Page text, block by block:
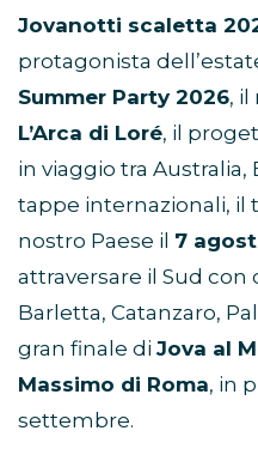
Jovanotti scaletta
protagonista
Summer Party 2026, il
L’Arca di Loré, il
in viaggio tra Australia,
tappe internazionali, il
nostro Paese il 7
attraversare il Sud con
Barletta, Catanzaro,
gran finale di Jova al
Massimo di Roma, in
settembre.